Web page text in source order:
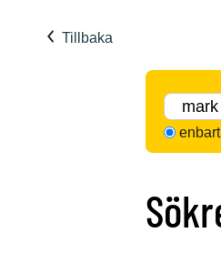
Tillbaka